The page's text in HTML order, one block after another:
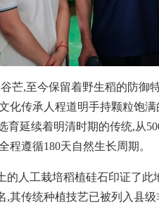
芒,至今保留着野生稻的防御
化传承人程道明手持颗粒饱
育延续着明清时期的传统,从
程遵循180天自然生长周期。
的人工栽培稻植硅石印证了
,其传统种植技艺已被列入县级